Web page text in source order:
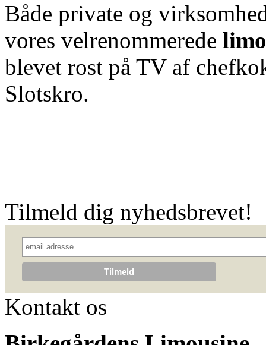
Både private og
vores velrenommerede
blevet rost på TV af
Slotskro.
Tilmeld dig nyhedsbrevet!
Kontakt os